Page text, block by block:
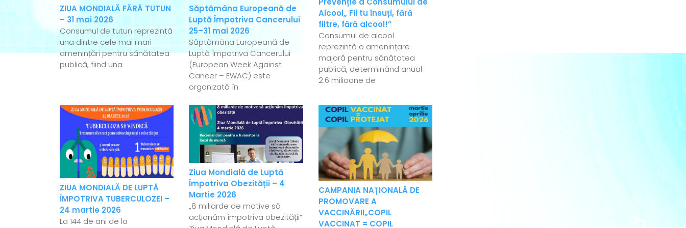
ZIUA MONDIALĂ FĂRĂ TUTUN
– 31 mai 2026
Consumul de tutun reprezintă
una dintre cele mai mari
amenințări pentru sănătatea
publică, fiind una
Săptămâna Europeană de
Luptă Împotriva Cancerului
25–31 mai 2026
Săptămâna Europeană de
Luptă Împotriva Cancerului
(European Week Against
Cancer – EWAC) este
organizată în
Alcool„ Fii tu însuți, fără
filtre, fără alcool!”
Consumul de alcool
reprezintă o amenințare
majoră pentru sănătatea
publică, determinând anual
2.6 milioane de
ZIUA MONDIALĂ DE LUPTĂ
ÎMPOTRIVA TUBERCULOZEI –
24 martie 2026
La 144 de ani de la
Ziua Mondială de Luptă
Împotriva Obezității – 4
Martie 2026
„8 miliarde de motive să
acționăm împotriva obezității”
CAMPANIA NAȚIONALĂ DE
PROMOVARE A
VACCINĂRII„COPIL
VACCINAT = COPIL